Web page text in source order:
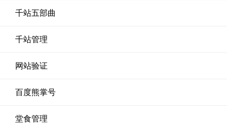
千站五部曲
千站管理
网站验证
百度熊掌号
堂食管理